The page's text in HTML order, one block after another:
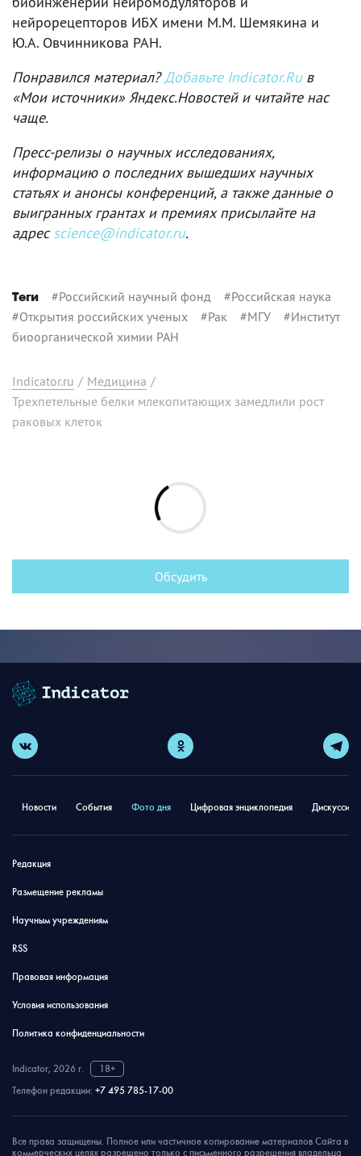
нейрорецепторов ИБХ имени М.М. Шемякина и
Ю.А. Овчинникова РАН.
Понравился материал?Добавьте Indicator.Ruв
«Мои источники» Яндекс.Новостей и читайте нас
чаще.
Пресс-релизы о научных исследованиях,
информацию о последних вышедших научных
статьях и анонсы конференций, а также данные о
выигранных грантах и премиях присылайте на
адресscience@indicator.ru.
Теги #Российский научный фонд #Российская наука
#Открытия российских ученых #Рак #МГУ #Институт
биоорганической химии РАН
Indicator.ru / Медицина /
Трехпетельные белки млекопитающих замедлили рост
раковых клеток
Обсудить
Новости События Фото дня Цифровая энциклопедия
Редакция
Размещение рекламы
Научным учреждениям
RSS
Правовая информация
Условия использования
Политика конфиденциальности
Indicator, 2026 г.
18+
Телефон редакции: +7 495 785-17-00
Все права защищены. Полное или частичное копирование материалов Сайта в
коммерческих целях разрешено только с письменного разрешения владельца